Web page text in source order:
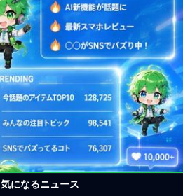
気になるニュース